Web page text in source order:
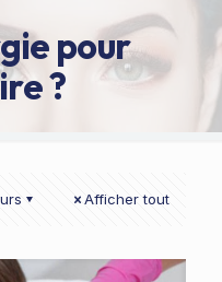
pour
?
Afficher tout